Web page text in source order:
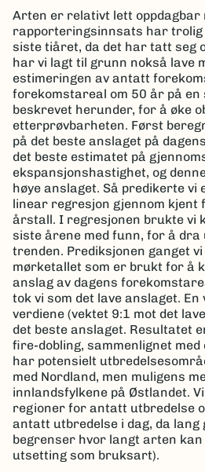
Arten er relativt lett oppdagbar
rapporteringsinnsats har
siste tiåret, da det har tatt seg
har vi lagt til grunn nokså lave
estimeringen av antatt
forekomstareal om 50 år på en
beskrevet herunder, for å øke
etterprøvbarheten. Først
på det beste anslaget på
det beste estimatet på
ekspansjonshastighet, og
høye anslaget. Så predikerte vi
linear regresjon gjennom kjent
årstall. I regresjonen brukte vi
siste årene med funn, for å dra
trenden. Prediksjonen ganget vi
mørketallet som er brukt for å
anslag av dagens
tok vi som det lave anslaget.
verdiene (vektet 9:1 mot det
det beste anslaget. Resultatet
fire-dobling, sammenlignet
har potensielt
med Nordland, men muligens
innlandsfylkene på Østlandet.
regioner for antatt utbredelse
antatt utbredelse i dag, da lang
begrenser hvor langt arten kan
utsetting som bruksart).